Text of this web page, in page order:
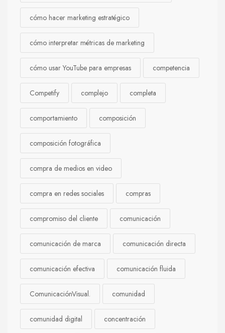
cómo hacer marketing estratégico
cómo interpretar métricas de marketing
cómo usar YouTube para empresas competencia
Competify complejo completa
comportamiento composición
composición fotográfica
compra de medios en video
compra en redes sociales compras
compromiso del cliente comunicación
comunicación de marca comunicación directa
comunicación efectiva comunicación fluida
ComunicaciónVisual. comunidad
comunidad digital concentración